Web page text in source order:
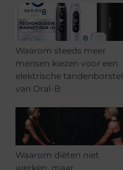
Waarom steeds meer
mensen kiezen voor een
elektrische tandenborstel
van Oral-B
Waarom diëten niet
werken, maar